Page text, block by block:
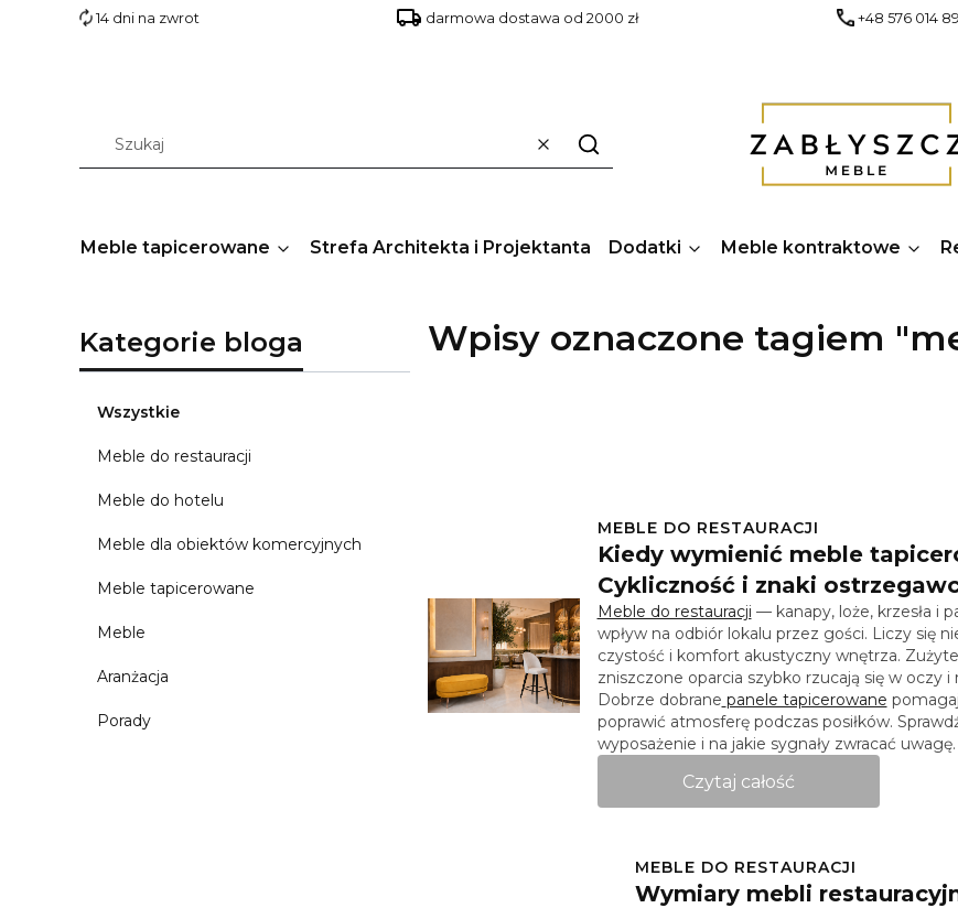
14 dni na zwrot darmowa dostawa od 2000 zł +48 576 014
WyczyśćSzukaj
Meble tapicerowane Strefa Architekta i Projektanta Dodatki Meble kontraktowe
Kategorie bloga
Wszystkie
Meble do restauracji
Meble do hotelu
Meble dla obiektów komercyjnych
Meble tapicerowane
Meble
Aranżacja
Porady
Wpisy oznaczone tagiem
MEBLE DO RESTAURACJI
Kiedy wymienić meble
Cykliczność i znaki
Meble do restauracji — kanapy, loże, krzesła i
wpływ na odbiór lokalu przez gości. Liczy się
czystość i komfort akustyczny wnętrza.
zniszczone oparcia szybko rzucają się w oczy
Dobrze dobrane panele tapicerowane
poprawić atmosferę podczas posiłków.
wyposażenie i na jakie sygnały zwracać uwagę.
Czytaj całość
MEBLE DO RESTAURACJI
Wymiary mebli